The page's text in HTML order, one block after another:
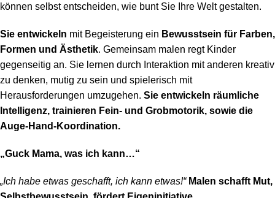
können selbst entscheiden, wie bunt Sie Ihre Welt gestalten.
Sie entwickeln mit Begeisterung ein Bewusstsein für Farben,
Formen und Ästhetik. Gemeinsam malen regt Kinder
gegenseitig an. Sie lernen durch Interaktion mit anderen kreativ
zu denken, mutig zu sein und spielerisch mit
Herausforderungen umzugehen. Sie entwickeln räumliche
Intelligenz, trainieren Fein- und Grobmotorik, sowie die
Auge-Hand-Koordination.
„Guck Mama, was ich kann…“
„Ich habe etwas geschafft, ich kann etwas!“ Malen schafft Mut,